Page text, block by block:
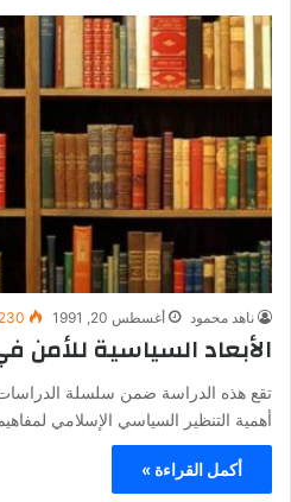
ناهد محمود أغسطس 20, 1991
الأبعاد السياسية للأمن
تقع هذه الدراسة ضمن سلسلة
أهمية التنظير السياسي الإسلامي
أكمل القراءة »